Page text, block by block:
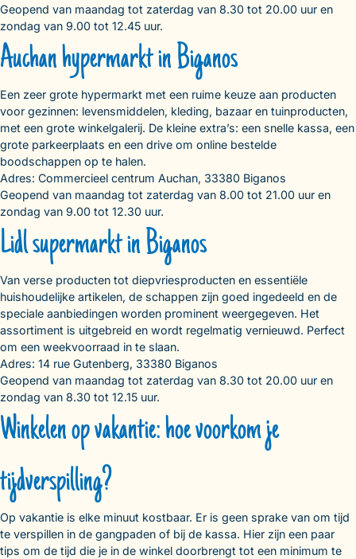
Geopend van maandag tot zaterdag van 8.30 tot 20.00 uur en
zondag van 9.00 tot 12.45 uur.
Auchan hypermarkt in Biganos
Een zeer grote hypermarkt met een ruime keuze aan producten
voor gezinnen: levensmiddelen, kleding, bazaar en tuinproducten,
met een grote winkelgalerij. De kleine extra’s: een snelle kassa, een
grote parkeerplaats en een drive om online bestelde
boodschappen op te halen.
Adres: Commercieel centrum Auchan, 33380 Biganos
Geopend van maandag tot zaterdag van 8.00 tot 21.00 uur en
zondag van 9.00 tot 12.30 uur.
Lidl supermarkt in Biganos
Van verse producten tot diepvriesproducten en essentiële
huishoudelijke artikelen, de schappen zijn goed ingedeeld en de
speciale aanbiedingen worden prominent weergegeven. Het
assortiment is uitgebreid en wordt regelmatig vernieuwd. Perfect
om een weekvoorraad in te slaan.
Adres: 14 rue Gutenberg, 33380 Biganos
Geopend van maandag tot zaterdag van 8.30 tot 20.00 uur en
zondag van 8.30 tot 12.15 uur.
Winkelen op vakantie: hoe voorkom je
tijdverspilling?
Op vakantie is elke minuut kostbaar. Er is geen sprake van om tijd
te verspillen in de gangpaden of bij de kassa. Hier zijn een paar
tips om de tijd die je in de winkel doorbrengt tot een minimum te